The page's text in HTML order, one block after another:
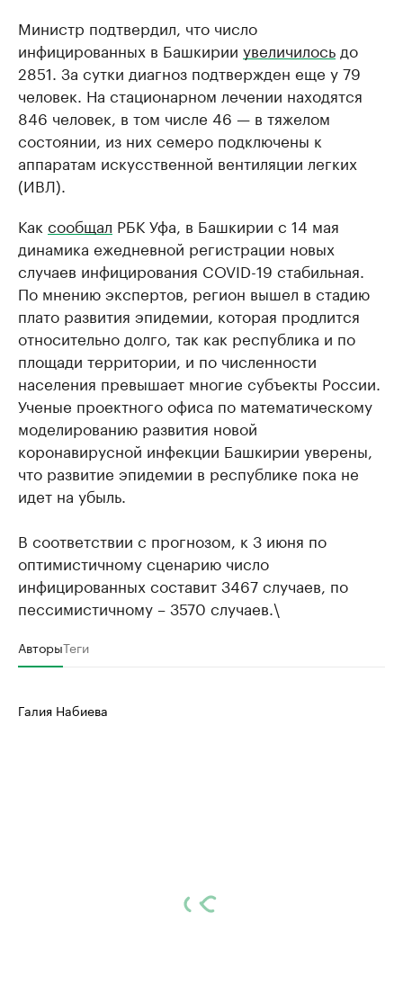
Министр подтвердил, что число
инфицированных в Башкирии увеличилось до
2851. За сутки диагноз подтвержден еще у 79
человек. На стационарном лечении находятся
846 человек, в том числе 46 — в тяжелом
состоянии, из них семеро подключены к
аппаратам искусственной вентиляции легких
(ИВЛ).
Как сообщал РБК Уфа, в Башкирии с 14 мая
динамика ежедневной регистрации новых
случаев инфицирования COVID-19 стабильная.
По мнению экспертов, регион вышел в стадию
плато развития эпидемии, которая продлится
относительно долго, так как республика и по
площади территории, и по численности
населения превышает многие субъекты России.
Ученые проектного офиса по математическому
моделированию развития новой
коронавирусной инфекции Башкирии уверены,
что развитие эпидемии в республике пока не
идет на убыль.
В соответствии с прогнозом, к 3 июня по
оптимистичному сценарию число
инфицированных составит 3467 случаев, по
пессимистичному – 3570 случаев.\
АвторыТеги
Галия Набиева